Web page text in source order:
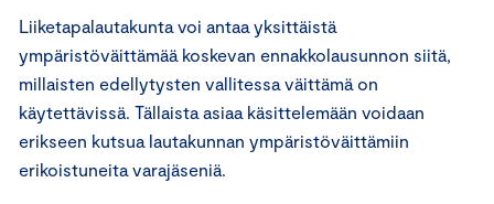
Liiketapalautakunta voi antaa yksittäistä
ympäristöväittämää koskevan ennakkolausunnon siitä,
millaisten edellytysten vallitessa väittämä on
käytettävissä. Tällaista asiaa käsittelemään voidaan
erikseen kutsua lautakunnan ympäristöväittämiin
erikoistuneita varajäseniä.